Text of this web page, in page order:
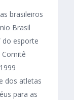
brasileiros
Brasil
do esporte
dos atletas
para as